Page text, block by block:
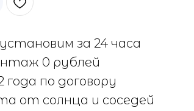
за 24 часа
0 рублей
года по договору
от солнца и соседей